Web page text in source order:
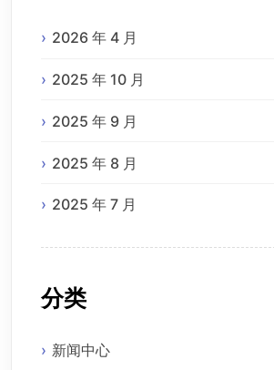
2026 年 4 月
2025 年 10 月
2025 年 9 月
2025 年 8 月
2025 年 7 月
分类
新闻中心